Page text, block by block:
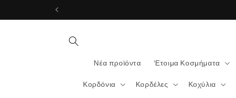
Νέα προϊόντα 'Ετοιμα Κοσμήματα
Κορδόνια Κορδέλες Κοχύλια